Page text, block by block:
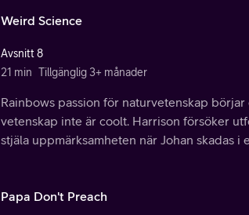
Weird Science
Avsnitt 8
21 min Tillgänglig 3+ månader
Rainbows passion för naturvetenskap
vetenskap inte är coolt. Harrison försöker
stjäla uppmärksamheten när Johan skadas i
Papa Don't Preach